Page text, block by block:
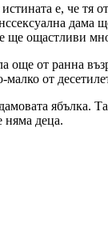
е, че тя
ощастливи
още от ранна
от
ябълка.
няма деца.